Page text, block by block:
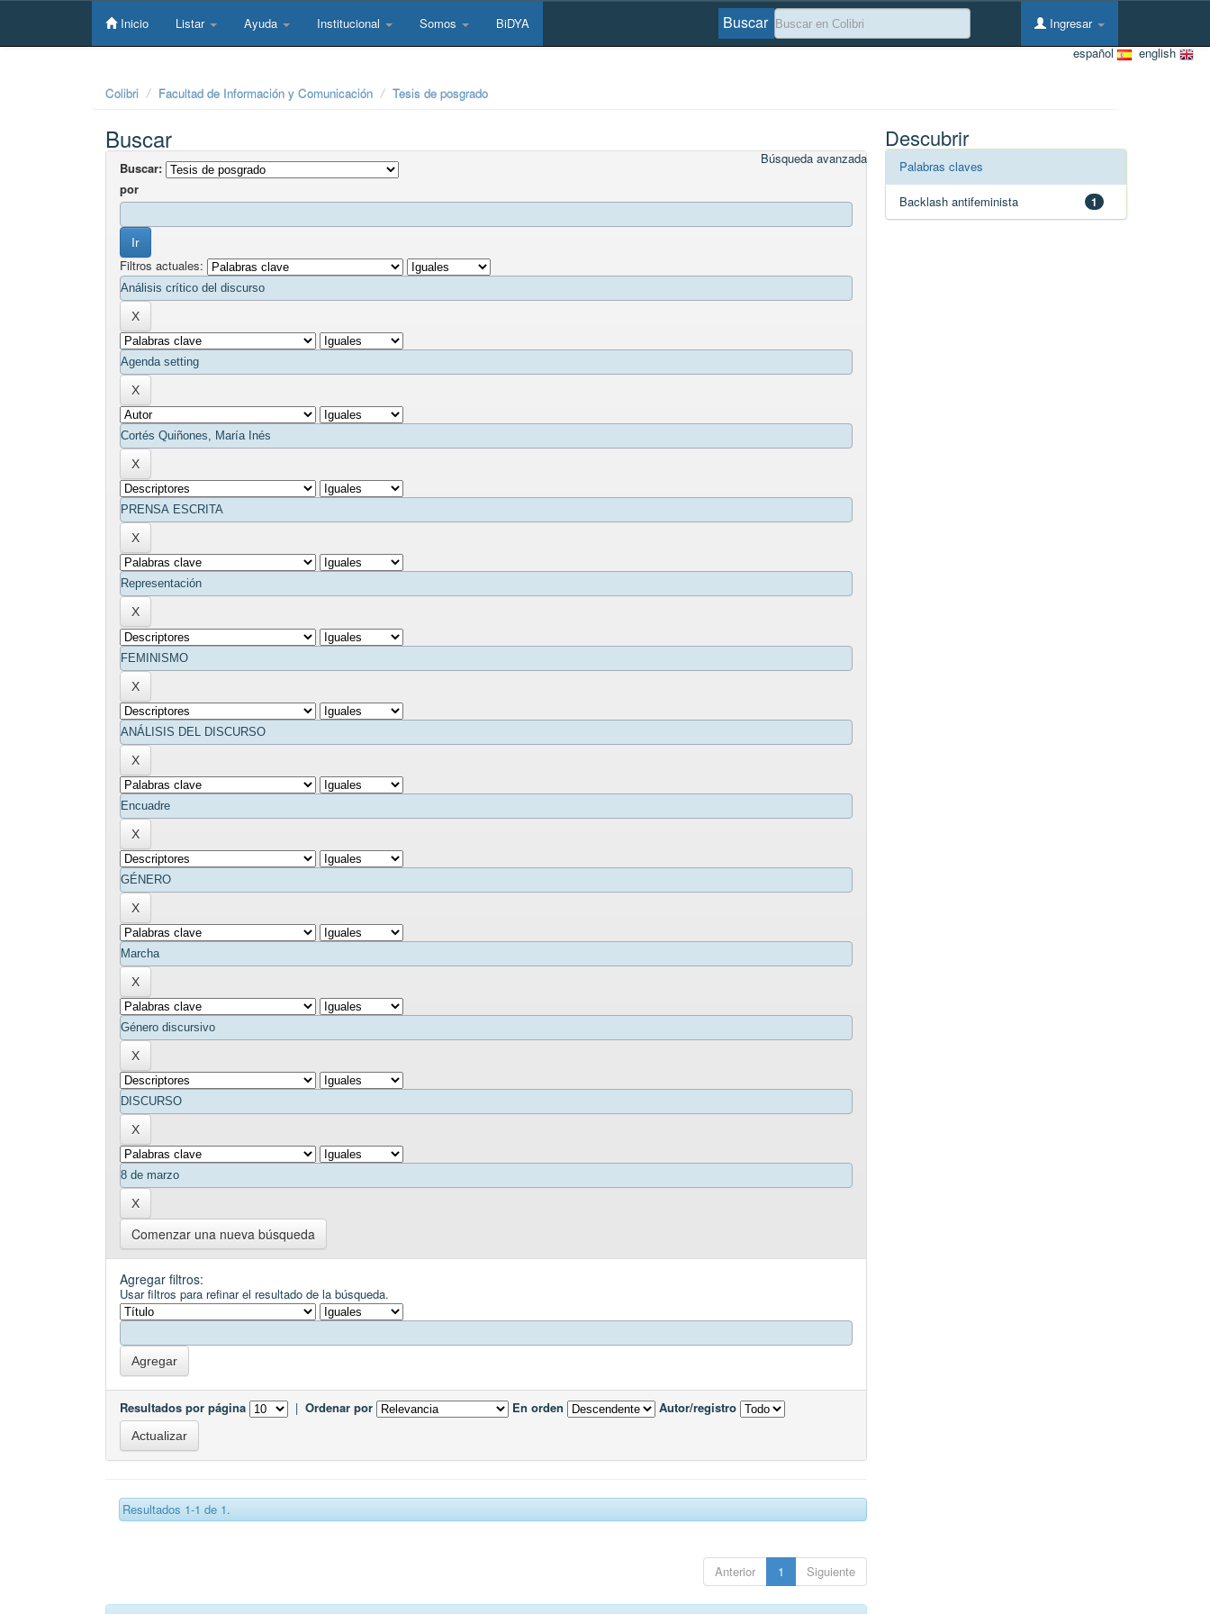
Skip
Inicio Listar Ayuda Institucional Somos BiDYA Ingresar
Buscar
english
español
Colibri Facultad de Información y Comunicación Tesis de posgrado
Buscar
Búsqueda avanzada
Buscar:
por
Filtros actuales:
Comenzar una nueva búsqueda
Agregar filtros:
Usar filtros para refinar el resultado de la búsqueda.
Resultados por página | Ordenar por En orden Autor/registro
Resultados 1-1 de 1.
Anterior 1 Siguiente
Descubrir
Palabras claves
1
Backlash antifeminista